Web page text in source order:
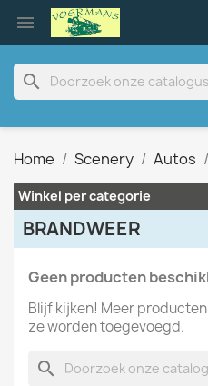

search
Home Scenery Autos
Winkel per categorie
BRANDWEER
Geen producten
Blijf kijken! Meer
ze worden toegevoegd.
search